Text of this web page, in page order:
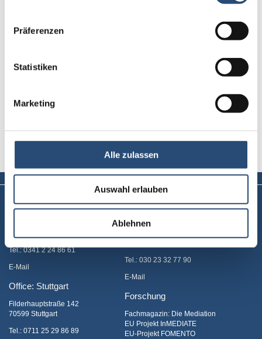
Präferenzen
Statistiken
Marketing
Alle zulassen
Auswahl erlauben
Ablehnen
Verbindungen, Unterschiede
unter:Supervisionsausbildung (Steinbeis).
Main Office: Leipzig
Tel.:0341 2 24 86 61
E-Mail
Office: Stuttgart
Filderhauptstraße 142
70599 Stuttgart
Tel.: 0711 25 29 86 89
Office: Berlin
Sonnenallee 223a, Haus FIN
Tel.:030 23 32 77 90
E-Mail
Forschung
Fachmagazin: Die Mediation
EU Projekt InMEDIATE
EU-Projekt FOMENTO